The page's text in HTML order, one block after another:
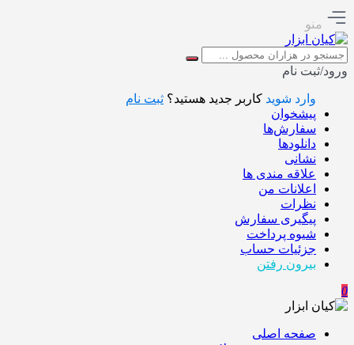
منو
ورود/ثبت نام
وارد شوید کاربر جدید هستید؟ ثبت نام
پیشخوان
سفارش‌ها
دانلودها
نشانی
علاقه مندی ها
اعلانات من
نظرات
پیگیری سفارش
شیوه پرداخت
جزئیات حساب
بیرون رفتن
0
صفحه اصلی